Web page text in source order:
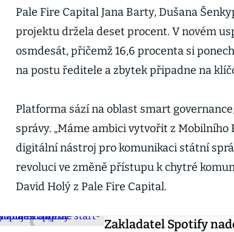
Pale Fire Capital Jana Barty, Dušana
projektu držela deset procent. V novém
osmdesát, přičemž 16,6 procenta si
na postu ředitele a zbytek připadne na
Platforma sází na oblast smart
správy. „Máme ambici vytvořit z
digitální nástroj pro komunikaci státní
revoluci ve změně přístupu k chytré
David Holý z Pale Fire Capital.
Zakladatel Spotify